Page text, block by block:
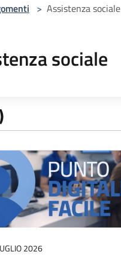
> Assistenza sociale
sociale
2026